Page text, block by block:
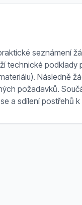
seznámení
technické
Následně
požadavků.
a sdílení postřehů